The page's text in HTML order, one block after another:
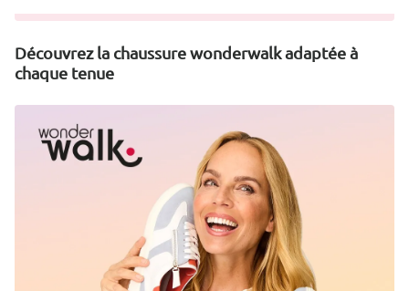
Découvrez la chaussure wonderwalk adaptée à
chaque tenue